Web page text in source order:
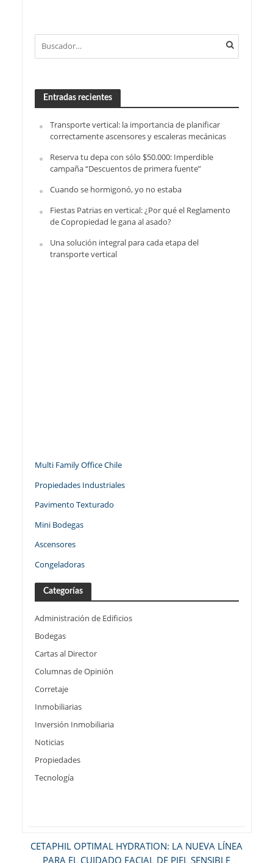
Entradas recientes
Transporte vertical: la importancia de planificar
correctamente ascensores y escaleras mecánicas
Reserva tu depa con sólo $50.000: Imperdible
campaña “Descuentos de primera fuente”
Cuando se hormigonó, yo no estaba
Fiestas Patrias en vertical: ¿Por qué el Reglamento
de Copropiedad le gana al asado?
Una solución integral para cada etapa del
transporte vertical
Multi Family Office Chile
Propiedades Industriales
Pavimento Texturado
Mini Bodegas
Ascensores
Congeladoras
Categorías
Administración de Edificios
Bodegas
Cartas al Director
Columnas de Opinión
Corretaje
Inmobiliarias
Inversión Inmobiliaria
Noticias
Propiedades
Tecnología
CETAPHIL OPTIMAL HYDRATION: LA NUEVA LÍNEA
PARA EL CUIDADO FACIAL DE PIEL SENSIBLE